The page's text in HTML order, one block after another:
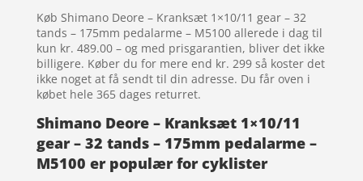
Køb Shimano Deore – Kranksæt 1×10/11 gear – 32
tands – 175mm pedalarme – M5100 allerede i dag til
kun kr. 489.00 – og med prisgarantien, bliver det ikke
billigere. Køber du for mere end kr. 299 så koster det
ikke noget at få sendt til din adresse. Du får oven i
købet hele 365 dages returret.
Shimano Deore – Kranksæt 1×10/11
gear – 32 tands – 175mm pedalarme –
M5100 er populær for cyklister